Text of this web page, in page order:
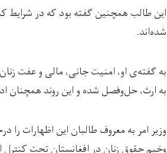
این طالب همچنین گفته بود که در شرایط
شده‌اند.
به گفته‌ی او، امنیت جانی، مالی و عفت
به ارث، حل‌وفصل شده و این روند همچنان
وزیر امر به معروف طالبان این اظهارات